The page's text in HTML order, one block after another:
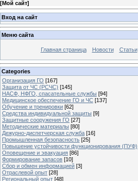
[Мой сайт]
Вход на сайт
Меню сайта
Главная страница Новости Статьи
Categories
Организация ГО [167]
Защита от ЧС (РСЧС) [145]
НАСФ, НФГО, спасательные службы [94]
Медицинское обеспечение ГО и ЧС [137]
Обучение и тренировки [62]
Средства индивидуальной защиты [9]
Защитные сооружения ГО [27]
Методические материалы [80]
Дежурно-диспетчерская служба [16]
Промышленная безопасность [25]
Повышение устойчивости функционирования (ПУФ)
Оповещение и эвакуация [86]
Формирование запасов [10]
Сбор и обмен информацией [3]
Отраслевой опыт [28]
Региональный опыт [48]